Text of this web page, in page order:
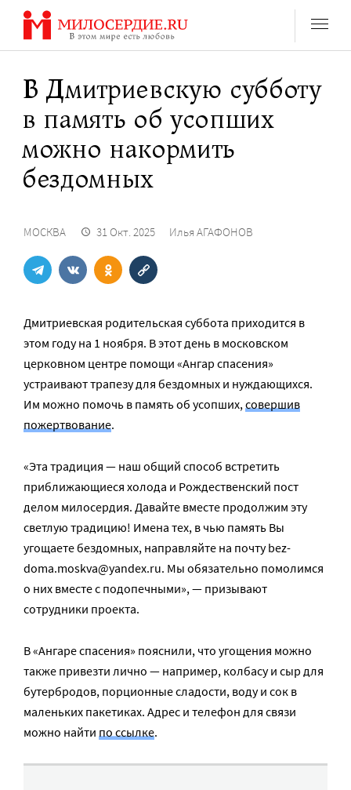
Перейти
содержанию
В Дмитриевскую субботу
в память об усопших
можно накормить
бездомных
МОСКВА 31 Окт. 2025 Илья АГАФОНОВ
Дмитриевская родительская суббота приходится в
этом году на 1 ноября. В этот день в московском
церковном центре помощи «Ангар спасения»
устраивают трапезу для бездомных и нуждающихся.
Им можно помочь в память об усопших,совершив
пожертвование.
«Эта традиция — наш общий способ встретить
приближающиеся холода и Рождественский пост
делом милосердия. Давайте вместе продолжим эту
светлую традицию! Имена тех, в чью память Вы
угощаете бездомных, направляйте на почту bez-
doma.moskva@yandex.ru. Мы обязательно помолимся
о них вместе с подопечными», — призывают
сотрудники проекта.
В «Ангаре спасения» пояснили, что угощения можно
также привезти лично — например, колбасу и сыр для
бутербродов, порционные сладости, воду и сок в
маленьких пакетиках. Адрес и телефон для связи
можно найти по ссылке.